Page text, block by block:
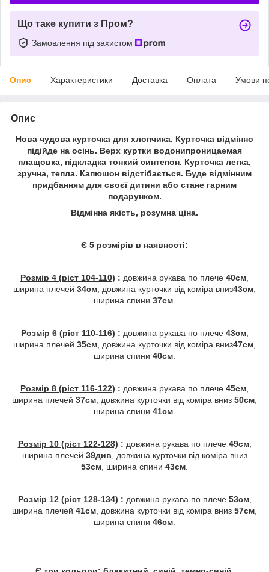
Що таке купити з Пром?
Замовлення під захистом
Опис Характеристики Доставка Оплата Умови
Опис
Нова чудова курточка для хлопчика. Курточка відмінно
підійде на осінь. Верх куртки водонипроницаемая
плащовка, підкладка тонкий синтепон. Курточка легка,
зручна, тепла. Капюшон відстібається. Буде відмінним
придбанням для своєї дитини або стане гарним
подарунком.
Відмінна якість, розумна ціна.
Є 5 розмірів в наявності:
Розмір 4 (ріст 104-110) : довжина рукава по плече 40см
ширина плечей 34см , довжина курточки від коміра вниз43см
ширина спини 37см
Розмір 6 (ріст 110-116) : довжина рукава по плече 43см,
ширина плечей 35см , довжина курточки від коміра вниз47см
ширина спини 40см
Розмір 8 (ріст 116-122) : довжина рукава по плече 45см
ширина плечей 37см , довжина курточки від коміра вниз 50см
ширина спини 41см
Розмір 10 (ріст 122-128) : довжина рукава по плече 49см,
ширина плечей 39див , довжина курточки від коміра вниз
53см , ширина спини 43см
Розмір 12 (ріст 128-134) : довжина рукава по плече 53см,
ширина плечей 41см , довжина курточки від коміра вниз 57см
ширина спини 46см